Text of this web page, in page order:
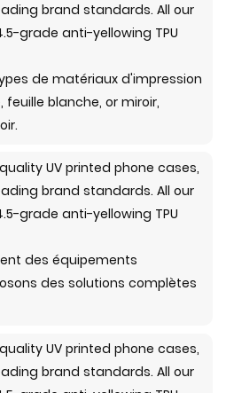
de matériaux d'impression
feuille blanche, or miroir,
des équipements
des solutions complètes